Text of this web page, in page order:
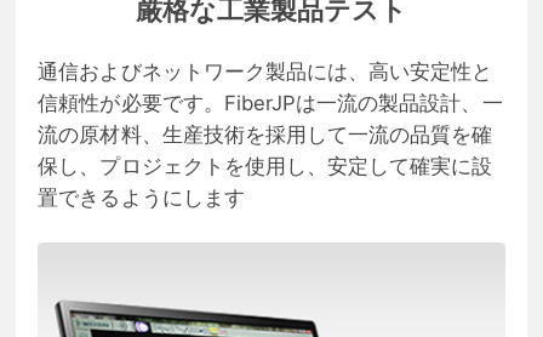
厳格な工業製品テスト
通信およびネットワーク製品には、高い安定性と
信頼性が必要です。FiberJPは一流の製品設計、一
流の原材料、生産技術を採用して一流の品質を確
保し、プロジェクトを使用し、安定して確実に設
置できるようにします